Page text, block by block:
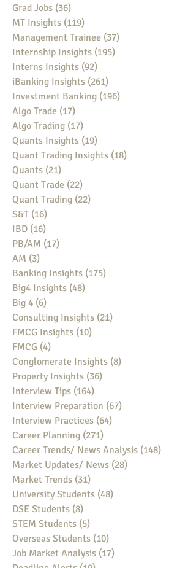
Grad Jobs (36)
MT Insights (119)
Management Trainee (37)
Internship Insights (195)
Interns Insights (92)
iBanking Insights (261)
Investment Banking (196)
Algo Trade (17)
Algo Trading (17)
Quants Insights (19)
Quant Trading Insights (18)
Quants (21)
Quant Trade (22)
Quant Trading (22)
S&T (16)
IBD (16)
PB/AM (17)
AM (3)
Banking Insights (175)
Big4 Insights (48)
Big 4 (6)
Consulting Insights (21)
FMCG Insights (10)
FMCG (4)
Conglomerate Insights (8)
Property Insights (36)
Interview Tips (164)
Interview Preparation (67)
Interview Practices (64)
Career Planning (271)
Career Trends/ News Analysis (148)
Market Updates/ News (28)
Market Trends (31)
University Students (48)
DSE Students (8)
STEM Students (5)
Overseas Students (10)
Job Market Analysis (17)